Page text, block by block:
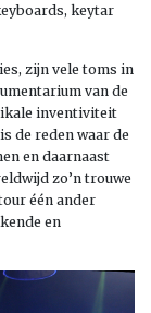
keytar
zijn vele toms in
van de
inventiviteit
de reden waar de
en daarnaast
zo’n trouwe
één ander
en